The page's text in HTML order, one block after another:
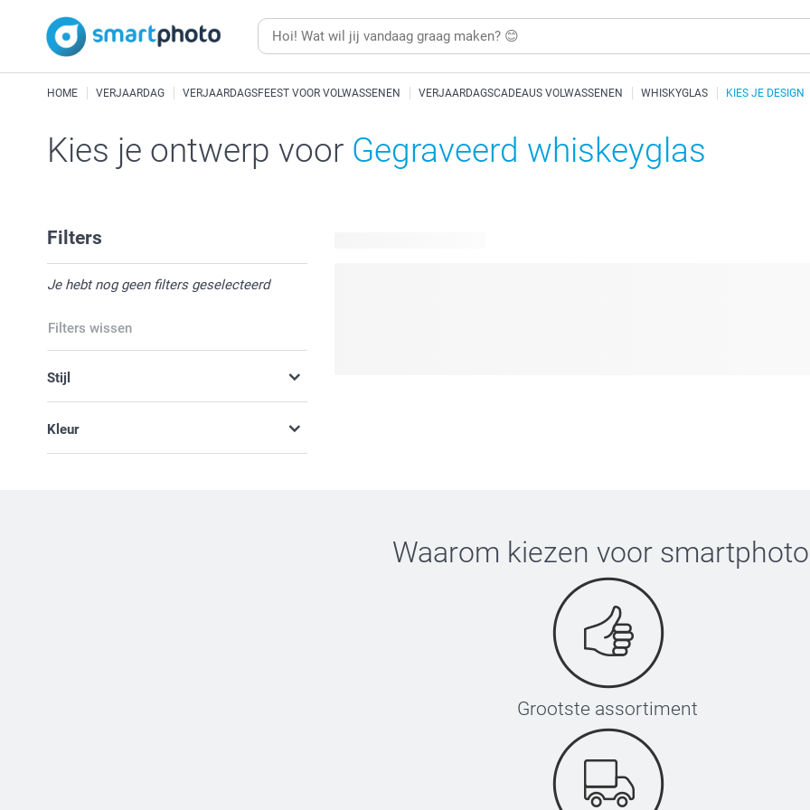
HOME VERJAARDAG VERJAARDAGSFEEST VOOR VOLWASSENEN VERJAARDAGSCADEAUS VOLWASSENEN WHISKYGLAS KIES JE DESIGN
Kies je ontwerp voor Gegraveerd whiskeyglas
Filters
Je hebt nog geen filters geselecteerd
Filters wissen
Stijl
Kleur
Waarom kiezen voor smartphoto
Grootste assortiment